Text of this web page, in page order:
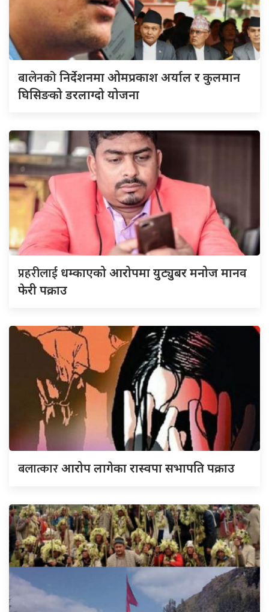
बालेनकोनिर्देशनमा ओमप्रकाश अर्याल र कुलमान
घिसिङको डरलाग्दो योजना
प्रहरीलाई धम्काएको आरोपमा युट्युबर मनोज मानव
फेरी पक्राउ
बलात्कारआरोप लागेका रास्वपा सभापति पक्राउ